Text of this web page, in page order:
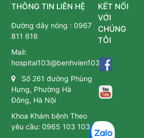
THÔNG TIN LIÊN HỆ
Đường dây nóng :0967
811 616
Mail:
hospital103@benhvien103.vn
Số 261 đường Phùng
Hưng, Phường Hà
Đông, Hà Nội
Khoa Khám bệnh Theo
yêu cầu:0965 103 103
KẾT NỐI
VỚI
CHÚNG
TÔI